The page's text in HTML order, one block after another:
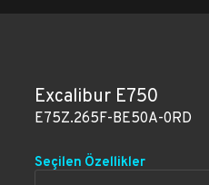
Excalibur E750
E75Z.265F-BE50A-0RD
Seçilen Özellikler